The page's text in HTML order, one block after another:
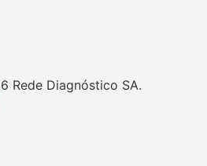
Rede Diagnóstico SA.